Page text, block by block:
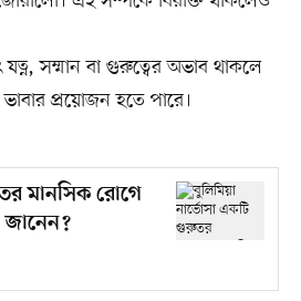
যত্ন, সম্মান বা গুরুত্বের অভাব থাকলে
প্রয়োজন হতে পারে।
মানসিক রোগে
জানেন?